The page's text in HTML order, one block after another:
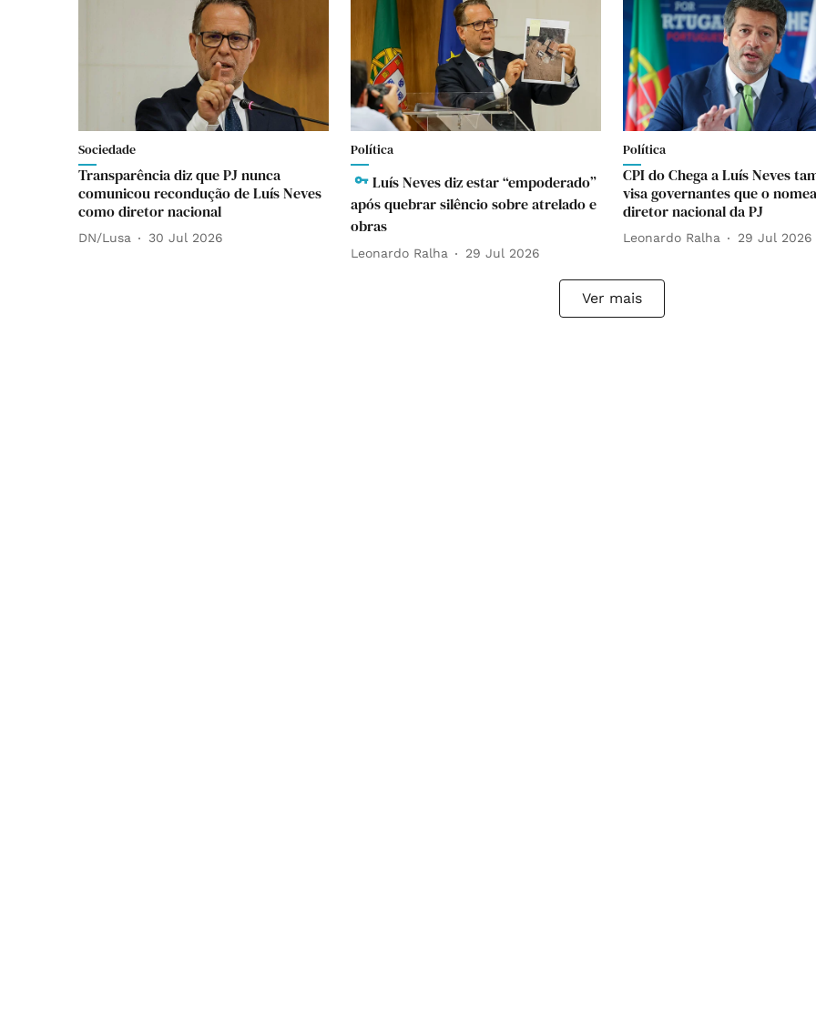
Sociedade
Transparência diz que PJ nunca
comunicou recondução de Luís Neves
como diretor nacional
DN/Lusa 30 Jul 2026
Política
Luís Neves diz estar “empoderado”
após quebrar silêncio sobre atrelado e
obras
Leonardo Ralha 29 Jul 2026
Política
CPI do Chega a Luís Neves
visa governantes que o
diretor nacional da PJ
Leonardo Ralha 29 Jul 2026
Ver mais